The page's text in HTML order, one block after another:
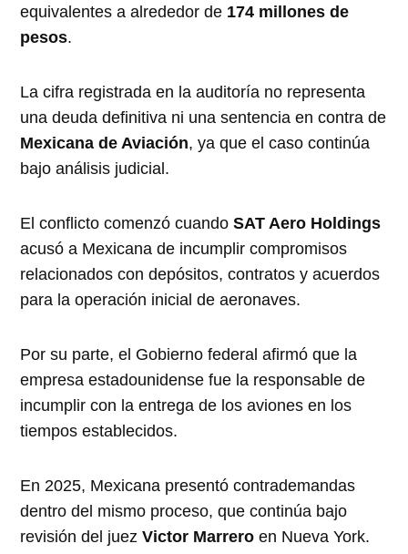
equivalentes a alrededor de 174 millones de
pesos.
La cifra registrada en la auditoría no representa
una deuda definitiva ni una sentencia en contra de
Mexicana de Aviación, ya que el caso continúa
bajo análisis judicial.
El conflicto comenzó cuandoSAT Aero Holdings
acusó a Mexicana de incumplir compromisos
relacionados con depósitos, contratos y acuerdos
para la operación inicial de aeronaves.
Por su parte, el Gobierno federal afirmó que la
empresa estadounidense fue la responsable de
incumplir con la entrega de los aviones en los
tiempos establecidos.
En 2025, Mexicana presentó contrademandas
dentro del mismo proceso, que continúa bajo
revisión del juezVictor Marrero en Nueva York.